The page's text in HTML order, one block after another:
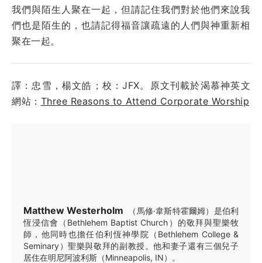
我們與陌生人聚在一起，但請記住我們對於他們來說我
們也是陌生的，也請記得福音讓疏遠的人們與神重新相
聚在一起。
譯：忠雪，楊文皓；校：JFX。原文刊載於渴慕神英文
網站： Three Reasons to Attend Corporate Worship
Matthew Westerholm
（馬修·韋斯特霍爾姆）是伯利
恆浸信會（Bethlehem Baptist Church）的敬拜與聖樂牧
師，他同時也擔任伯利恆神學院（Bethlehem College &
Seminary）聖樂與敬拜的副教授。他和妻子還有三個兒子
居住在明尼阿波利斯（Minneapolis, IN）。